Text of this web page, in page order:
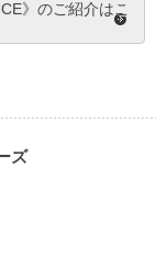
》のご紹介はこ
ズ